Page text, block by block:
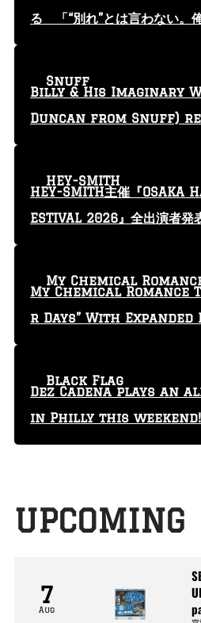
る 「“別れ”とは言わない。
Billy & His Imaginary
Duncan from Snuff)
Snuff
HEY-SMITH主催『OSAKA
ESTIVAL 2026』全出演者発
HEY-SMITH
My Chemical Romance
r Days” With
My Chemical
Dez Cadena plays an
in Philly this
29 tickets left!
Black Flag
UPCOMING
7
Aug